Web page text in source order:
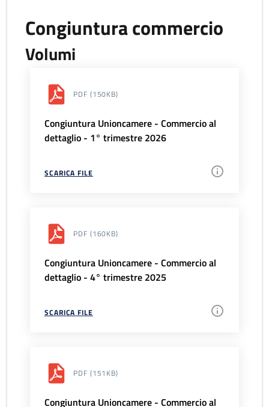
Congiuntura commercio
Volumi
PDF (150KB)
Congiuntura Unioncamere - Commercio al
dettaglio - 1° trimestre 2026
SCARICA FILE
PDF (160KB)
Congiuntura Unioncamere - Commercio al
dettaglio - 4° trimestre 2025
SCARICA FILE
PDF (151KB)
Congiuntura Unioncamere - Commercio al